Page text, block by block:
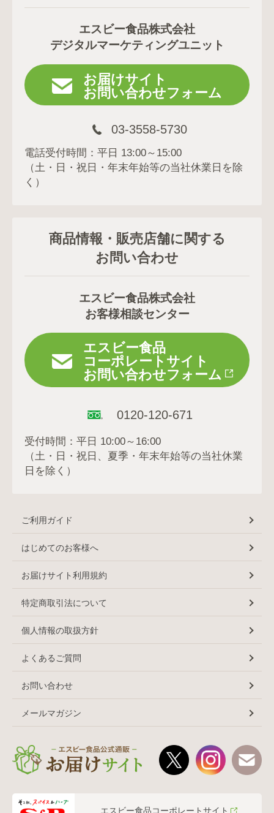
エスビー食品株式会社
デジタルマーケティングユニット
お届けサイト
お問い合わせフォーム
03-3558-5730
電話受付時間：平日 13:00～15:00
（土・日・祝日・年末年始等の当社休業日を除
く）
商品情報・販売店舗に関する
お問い合わせ
エスビー食品株式会社
お客様相談センター
エスビー食品
コーポレートサイト
お問い合わせフォーム
0120-120-671
受付時間：平日 10:00～16:00
（土・日・祝日、夏季・年末年始等の当社休業
日を除く）
ご利用ガイド
はじめてのお客様へ
お届けサイト利用規約
特定商取引法について
個人情報の取扱方針
よくあるご質問
お問い合わせ
メールマガジン
エスビー食品コーポレートサイト